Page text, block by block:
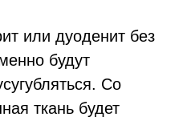
или дуоденит без
будут
Со
ткань будет